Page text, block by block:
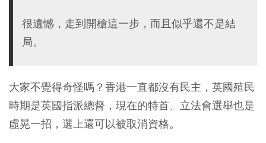
很遺憾，走到開槍這一步，而且似乎還不是結
局。
大家不覺得奇怪嗎？香港一直都沒有民主，英國殖民
時期是英國指派總督，現在的特首、立法會選舉也是
虛晃一招，選上還可以被取消資格。